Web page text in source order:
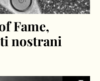
Fame,
nostrani